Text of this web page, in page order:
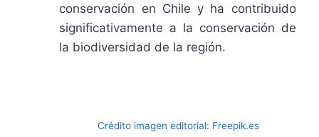
conservación en Chile y ha contribuido
significativamente a la conservación de
la biodiversidad de la región.
Crédito imagen editorial: Freepik.es